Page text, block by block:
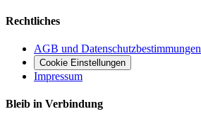
Rechtliches
AGB und Datenschutzbestimmungen
Cookie Einstellungen
Impressum
Bleib in Verbindung